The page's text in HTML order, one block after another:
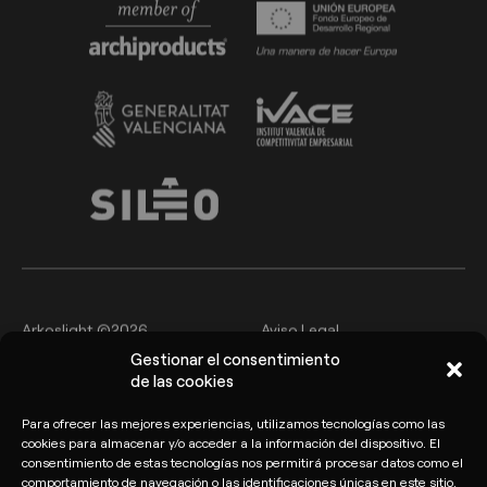
Gestionar el consentimiento
de las cookies
Para ofrecer las mejores experiencias, utilizamos tecnologías como las
cookies para almacenar y/o acceder a la información del dispositivo. El
consentimiento de estas tecnologías nos permitirá procesar datos como el
comportamiento de navegación o las identificaciones únicas en este sitio.
Arkoslight ©2026 Aviso Legal
Política de privacidad y
protección de datos
Canal del Informante